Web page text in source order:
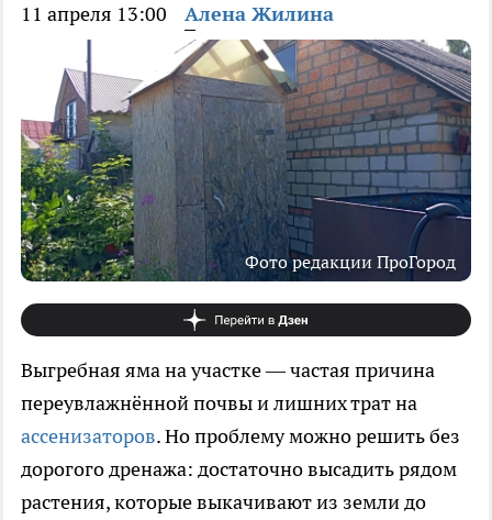
11 апреля 13:00 Алена Жилина
Фото редакции ПроГород
Выгребная яма на участке — частая причина
переувлажнённой почвы и лишних трат на
ассенизаторов. Но проблему можно решить без
дорогого дренажа: достаточно высадить рядом
растения, которые выкачивают из земли до